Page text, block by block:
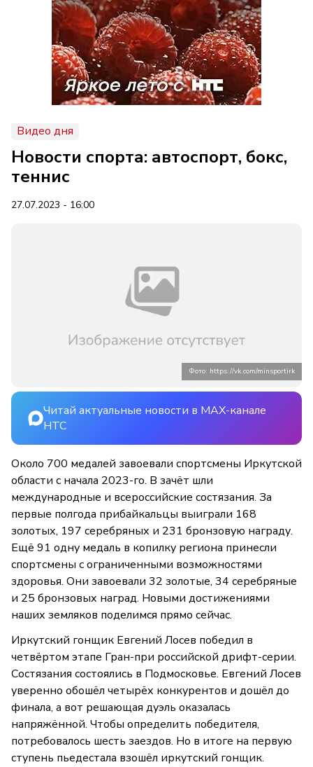
Видео дня
Новости спорта: автоспорт, бокс,
теннис
27.07.2023 - 16:00
Фото: https://vk.com/minsportirk
Читай актуальные новости в MAX-канале
НТС
Около 700 медалей завоевали спортсмены Иркутской
области с начала 2023-го. В зачёт шли
международные и всероссийские состязания. За
первые полгода прибайкальцы выиграли 168
золотых, 197 серебряных и 231 бронзовую награду.
Ещё 91 одну медаль в копилку региона принесли
спортсмены с ограниченными возможностями
здоровья. Они завоевали 32 золотые, 34 серебряные
и 25 бронзовых наград. Новыми достижениями
наших земляков поделимся прямо сейчас.
Иркутский гонщик Евгений Лосев победил в
четвёртом этапе Гран-при российской дрифт-серии.
Состязания состоялись в Подмосковье. Евгений Лосев
уверенно обошёл четырёх конкурентов и дошёл до
финала, а вот решающая дуэль оказалась
напряжённой. Чтобы определить победителя,
потребовалось шесть заездов. Но в итоге на первую
ступень пьедестала взошёл иркутский гонщик.